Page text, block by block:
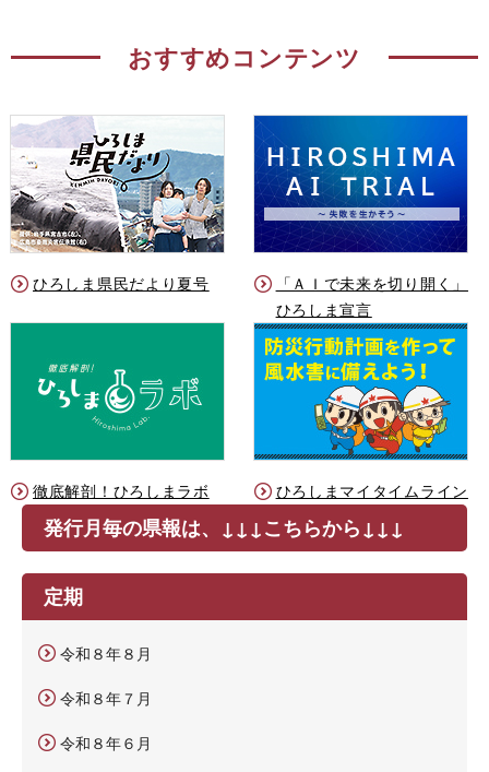
おすすめコンテンツ
ひろしま県民だより夏号
「ＡＩで未来を切り開く」
ひろしま宣言
徹底解剖！ひろしまラボ ひろしまマイタイムライン
発行月毎の県報は、↓↓↓こちらから↓↓↓
定期
令和８年８月
令和８年７月
令和８年６月